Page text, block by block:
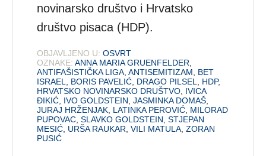
novinarsko društvo i Hrvatsko
društvo pisaca (HDP).
OBJAVLJENO U: OSVRT
OZNAKE: ANNA MARIA GRUENFELDER
ANTIFAŠISTIČKA LIGA ,ANTISEMITIZAM
BET
ISRAEL
BORIS PAVELIĆ DRAGO PILSEL HDP,
HRVATSKO NOVINARSKO DRUŠTVO IVICA
ĐIKIĆ IVO GOLDSTEIN ,JASMINKA DOMAŠ
JURAJ HRŽENJAK LATINKA PEROVIĆ MILORAD
PUPOVAC ,SLAVKO GOLDSTEIN ,STJEPAN
MESIĆ URŠA RAUKAR ,VILI MATULA ,ZORAN
PUSIĆ